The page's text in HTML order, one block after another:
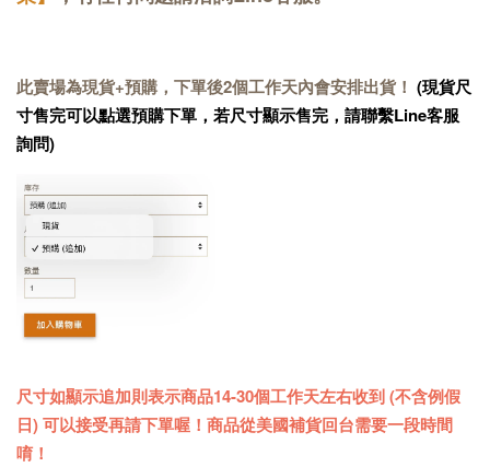
此賣場為現貨+預購，下單後2個工作天內會安排出貨！ (現貨尺
寸售完可以點選預購下單，若尺寸顯示售完，請聯繫Line客服
詢問)
尺寸如顯示追加則表示商品14-30個工作天左右收到 (不含例假
日) 可以接受再請下單喔！商品從美國補貨回台需要一段時間
唷！